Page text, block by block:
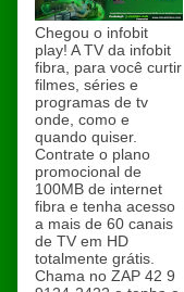
Chegou o infobit
play! A TV da infobit
fibra, para você curtir
filmes, séries e
programas de tv
onde, como e
quando quiser.
Contrate o plano
promocional de
100MB de internet
fibra e tenha acesso
a mais de 60 canais
de TV em HD
totalmente grátis.
Chama no ZAP 42 9